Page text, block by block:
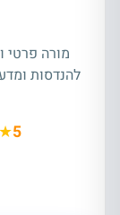
מורה פרטי
★5